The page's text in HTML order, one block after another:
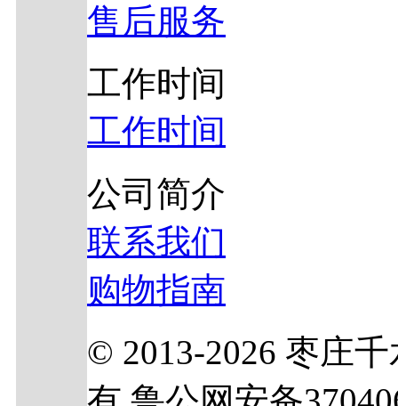
售后服务
工作时间
工作时间
公司简介
联系我们
购物指南
© 2013-2026 枣庄